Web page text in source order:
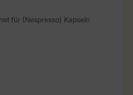
für (Nespresso) Kapseln